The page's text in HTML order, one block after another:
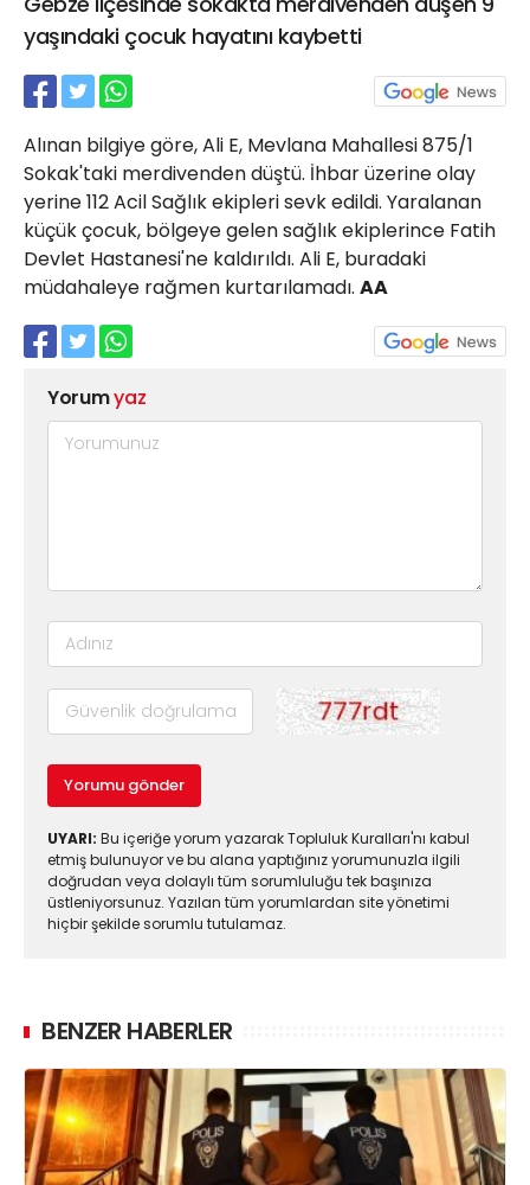
yaşındaki çocuk hayatını kaybetti
Alınan bilgiye göre, Ali E, Mevlana Mahallesi 875/1
Sokak'taki merdivenden düştü. İhbar üzerine olay
yerine 112 Acil Sağlık ekipleri sevk edildi. Yaralanan
küçük çocuk, bölgeye gelen sağlık ekiplerince Fatih
Devlet Hastanesi'ne kaldırıldı. Ali E, buradaki
müdahaleye rağmen kurtarılamadı. AA
Yorumyaz
Yorumu gönder
UYARI: Bu içeriğe yorum yazarak Topluluk Kuralları'nı kabul
etmiş bulunuyor ve bu alana yaptığınız yorumunuzla ilgili
doğrudan veya dolaylı tüm sorumluluğu tek başınıza
üstleniyorsunuz. Yazılan tüm yorumlardan site yönetimi
hiçbir şekilde sorumlu tutulamaz.
BENZER HABERLER
21 Gölcük
02624132333
haber@golcukpostasi.com